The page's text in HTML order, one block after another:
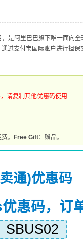
是阿里巴巴旗下唯一面向
过支付宝国际账户进行担
请复制其他优惠码使用
。 Free Gift：赠品。
通)优惠码
惠码，订
SBUS02